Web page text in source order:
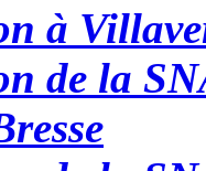
à
de la